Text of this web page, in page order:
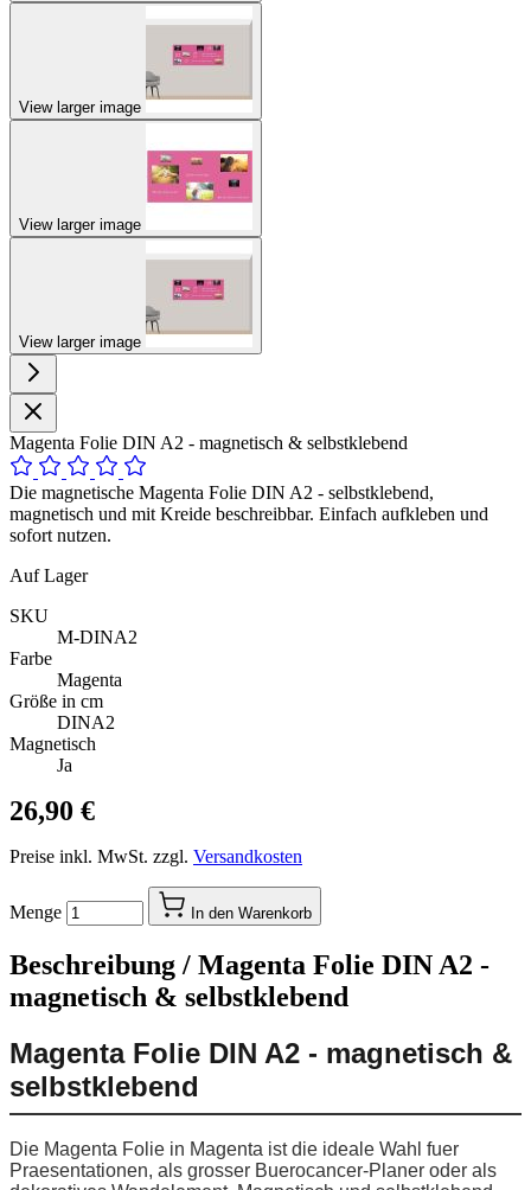
View larger image
View larger image
View larger image
Magenta Folie DIN A2 - magnetisch & selbstklebend
Die magnetische Magenta Folie DIN A2 - selbstklebend,
magnetisch und mit Kreide beschreibbar. Einfach aufkleben und
sofort nutzen.
Auf Lager
SKU
M-DINA2
Farbe
Magenta
Größe in cm
DINA2
Magnetisch
Ja
26,90 €
Preise inkl. MwSt. zzgl. Versandkosten
Menge In den Warenkorb
Beschreibung / Magenta Folie DIN A2 -
magnetisch & selbstklebend
Magenta Folie DIN A2 - magnetisch &
selbstklebend
Die Magenta Folie in Magenta ist die ideale Wahl fuer
Praesentationen, als grosser Buerocancer-Planer oder als